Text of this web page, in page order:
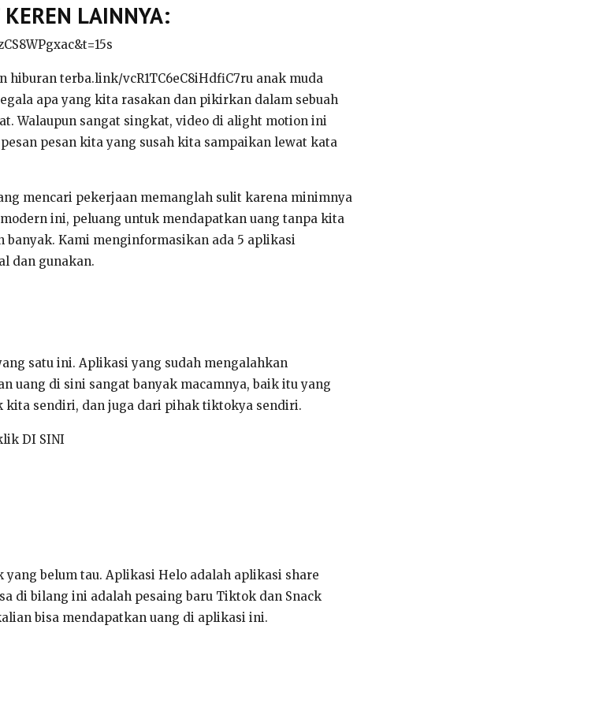
KEREN LAINNYA:
hiburan terba.link/vcR1TC6eC8iHdfiC7ru anak muda
apa yang kita rasakan dan pikirkan dalam sebuah
Walaupun sangat singkat, video di alight motion ini
pesan kita yang susah kita sampaikan lewat kata
mencari pekerjaan memanglah sulit karena minimnya
ini, peluang untuk mendapatkan uang tanpa kita
banyak. Kami menginformasikan ada 5 aplikasi
dan gunakan.
satu ini. Aplikasi yang sudah mengalahkan
uang di sini sangat banyak macamnya, baik itu yang
kita sendiri, dan juga dari pihak tiktokya sendiri.
DI SINI
belum tau. Aplikasi Helo adalah aplikasi share
di bilang ini adalah pesaing baru Tiktok dan Snack
bisa mendapatkan uang di aplikasi ini.